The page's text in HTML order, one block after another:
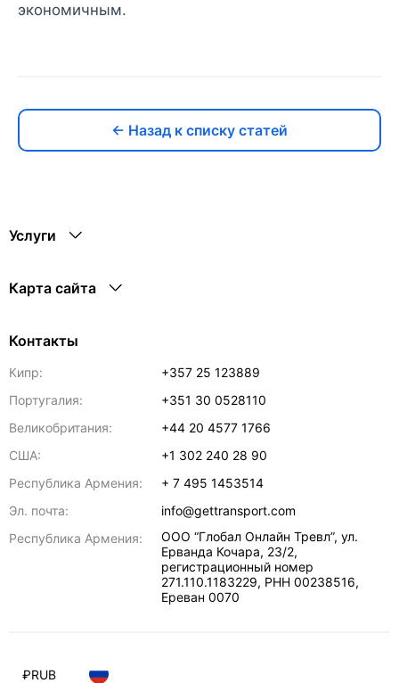
экономичным.
← Назад к списку статей
Услуги
Карта сайта
Контакты
Кипр:
+357 25 123889
Португалия:
+351 30 0528110
Великобритания:
+44 20 4577 1766
США:
+1 302 240 28 90
Республика Армения:
+ 7 495 1453514
Эл. почта:
info@gettransport.com
Республика Армения:
ООО “Глобал Онлайн Тревл”, ул.
Ерванда Кочара, 23/2,
регистрационный номер
271.110.1183229, РНН 00238516,
Ереван 0070
₽RUB